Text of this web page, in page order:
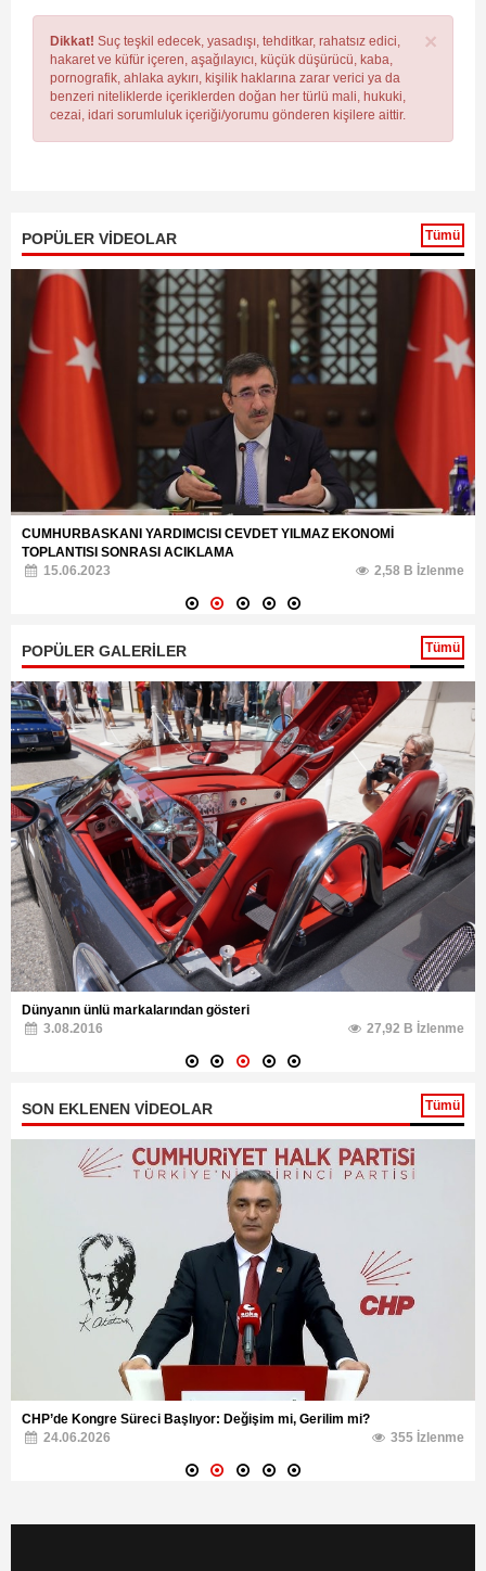
×
Dikkat! Suç teşkil edecek, yasadışı, tehditkar, rahatsız edici,
hakaret ve küfür içeren, aşağılayıcı, küçük düşürücü, kaba,
pornografik, ahlaka aykırı, kişilik haklarına zarar verici ya da
benzeri niteliklerde içeriklerden doğan her türlü mali, hukuki,
cezai, idari sorumluluk içeriği/yorumu gönderen kişilere aittir.
POPÜLER VİDEOLAR Tümü
CEVDET YILMAZ CUMHURBASKANI YARDIMCISI OLDU
4.06.2023
2,34 B İzlenme
POPÜLER GALERİLER Tümü
3.08.2016
27,92 B İzlenme
SON EKLENEN VİDEOLAR Tümü
CHP’de Kongre Süreci Başlıyor: Değişim mi, Gerilim mi?
24.06.2026
355 İzlenme